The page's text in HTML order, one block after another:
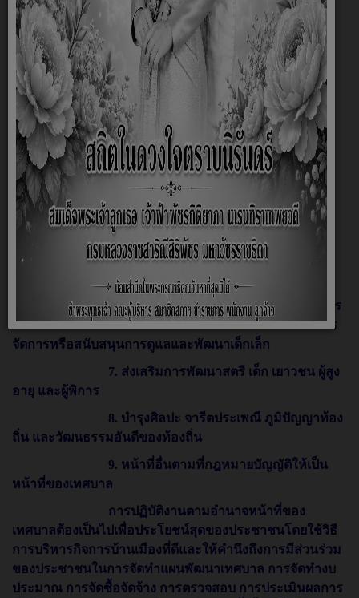
มาตรา 50 ภายใต้บังคับแห่งกฎหมายเทศบาลตำบล
มีหน้าที่ต้องทำในเขตเทศบาลดังต่อไปนี้
1. รักษาความสงบเรียบร้อยของ
ประชาชน
2. ให้มีและบำรุงทางบกและทางน้ำ
2.1 รักษาความเป็นระเบียบเรียบร้อย
การดูแลการจราจร และส่งเสริม สนับสนุนหน่วยงานอื่นใน
การปฏิบัติหน้าที่ดังกล่าว
3. รักษาความสะอาดของถนน หรือทาง
เดินและที่สาธารณะ รวมทั้งการกำจัดมูลฝอยและสิ่งปฏิกูล
4. ปัองกันและระงับโรคติดต่อ
5. ให้มีเครื่องใช้ในการดับเพลิง
6. จัดการ ส่งเสริมและสนับสนุนการจัดการ
ศึกษา ศาสนา และการฝึกอบรมให้แก่ประชาชนรวมทั้งการ
จัดการหรือสนับสนุนการดูแลและพัฒนาเด็กเล็ก
7. ส่งเสริมการพัฒนาสตรี เด็ก เยาวชน ผู้สูง
อายุ และผู้พิการ
8. บำรุงศิลปะ จารีตประเพณี ภูมิปัญญาท้อง
ถิ่น และวัฒนธรรมอันดีของท้องถิ่น
9. หน้าที่อื่นตามที่กฎหมายบัญญัติให้เป็น
หน้าที่ของเทศบาล
การปฏิบัติงานตามอำนาจหน้าที่ของ
เทศบาลต้องเป็นไปเพื่อประโยชน์สุดของประชาชนโดยใช้วิธี
การบริหารกิจการบ้านเมืองที่ดีและให้คำนึงถึงการมีส่วนร่วม
ของประชาชนในการจัดทำแผนพัฒนาเทศบาล การจัดทำงบ
ประมาณ การจัดซื้อจัดจ้าง การตรวจสอบ การประเมินผลการ